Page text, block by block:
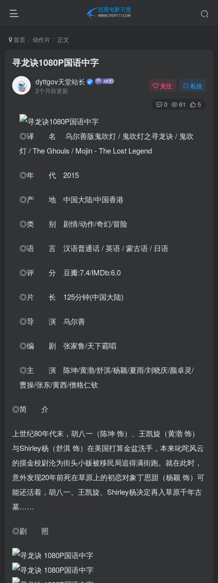
首页 动作片 正文
寻龙诀1080P国语中字
dyttgov天堂站长
2个月前更新
关注 私信
0 61 5
◎译 名 乌尔善版鬼吹灯 / 鬼吹灯之寻龙诀 / 鬼吹
灯 / The Ghouls / Mojin - The Lost Legend
◎年 代 2015
◎产 地 中国大陆/中国香港
◎类 别 剧情/动作/奇幻/冒险
◎语 言 汉语普通话 / 英语 / 蒙古语 / 日语
◎评 分 豆瓣:7.4/IMDb:6.0
◎片 长 125分钟(中国大陆)
◎导 演 乌尔善
◎编 剧 张家鲁/天下霸唱
◎主 演 陈坤/黄渤/舒淇/杨颖/夏雨/刘晓庆/颜卓灵/
曹操/张东/黄西/僧格仁钦
◎简 介
上世纪80年代末，胡八一（陈坤 饰）、王凯旋（黄渤 饰）
与Shirley杨（舒淇 饰）在美国打算金盆洗手，本来叱咤风云
的摸金校尉沦为街头小贩被移民局追得满街跑。就在此时，
意外发现20年前死在草原上的初恋对象丁思甜（杨颖 饰）可
能还活着，胡八一、王凯旋、Shirley杨决定再入草原千年古
墓……
◎剧 照